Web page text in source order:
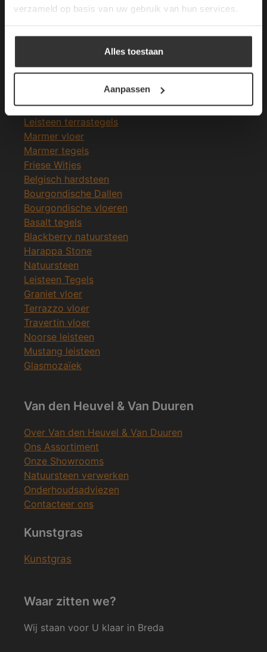
verzameld op basis van uw gebruik van hun services.
Alles toestaan
Aanpassen
Meeste Gezochte Natuursteen
Terrastegels
Leisteen terrastegels
Marmer vloer
Marmer tegels
Friese Witjes
Belgisch hardsteen
Bourgondische Dallen
Bourgondische vloeren
Basalt tegels
Blackberry natuursteen
Harappa Stone
Natuursteen
Leisteen Tegels
Graniet vloer
Terrazzo vloer
Travertin vloer
Noorse leisteen
Mustang leisteen
Glasmozaïek
Van den Heuvel & Van Duuren
Over Van den Heuvel & Van Duuren
Ons Assortiment
Onze Showrooms
Natuursteen verwerken
Onderhoudsadviezen
Contacteer ons
Kunstgras
Kunstgras
Waar zitten we?
Wij staan voor U klaar in Breda
ALLES ACCEPTEREN
ALLES AFWIJZEN
DETAILS WEERGEVEN